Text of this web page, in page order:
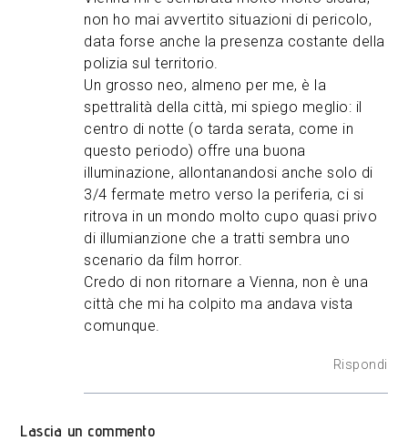
non ho mai avvertito situazioni di pericolo,
data forse anche la presenza costante della
polizia sul territorio.
Un grosso neo, almeno per me, è la
spettralità della città, mi spiego meglio: il
centro di notte (o tarda serata, come in
questo periodo) offre una buona
illuminazione, allontanandosi anche solo di
3/4 fermate metro verso la periferia, ci si
ritrova in un mondo molto cupo quasi privo
di illumianzione che a tratti sembra uno
scenario da film horror.
Credo di non ritornare a Vienna, non è una
città che mi ha colpito ma andava vista
comunque.
Rispondi
Lascia un commento